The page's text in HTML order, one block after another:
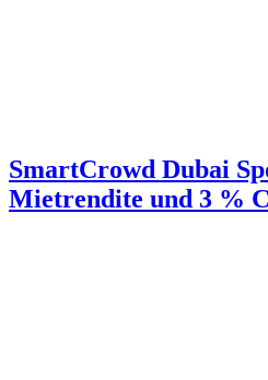
SmartCrowd Dubai
Mietrendite und 3 %